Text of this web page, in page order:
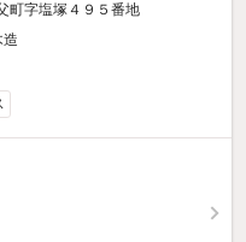
町字塩塚４９５番地
造